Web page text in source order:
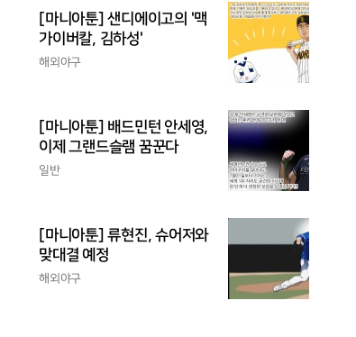
[마니아툰] 샌디에이고의 '맥
가이버칼, 김하성'
해외야구
[마니아툰] 배드민턴 안세영,
이제 그랜드슬램 꿈꾼다
일반
[마니아툰] 류현진, 슈어저와
맞대결 예정
해외야구